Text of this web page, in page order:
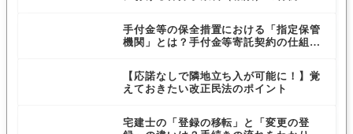
手付金等の保全措置における「指定保管
機関」とは？手付金等寄託契約の仕組み
【応諾なしで隣地立ち入が可能に！】覚
えておきたい改正民法のポイント
宅建士の「登録の移転」と「変更の登